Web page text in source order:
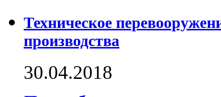
Техническое
производства
30.04.2018